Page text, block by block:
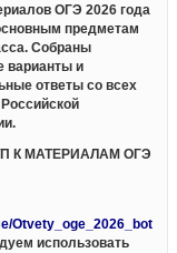
ОГЭ 2026 года
предметам
Собраны
варианты и
ответы со всех
К МАТЕРИАЛАМ ОГЭ
Otvety_oge_2026_bot
использовать